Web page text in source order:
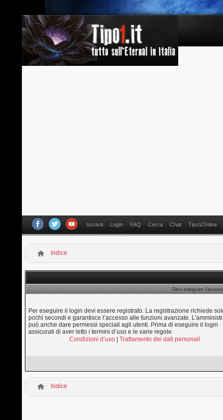
Iscriviti Login FAQ Cerca Chat Tipo1Online
Indice
Devi eseguire
Per eseguire il login devi essere registrato. La registrazione richiede
pochi secondi e garantisce l’accesso alle funzioni avanzate.
puó anche dare permessi speciali agli utenti. Prima di eseguire il login
assicurati di aver letto i termini d’uso e le varie regole.
Condizioni d’uso |Trattamento dei dati personali
Indice